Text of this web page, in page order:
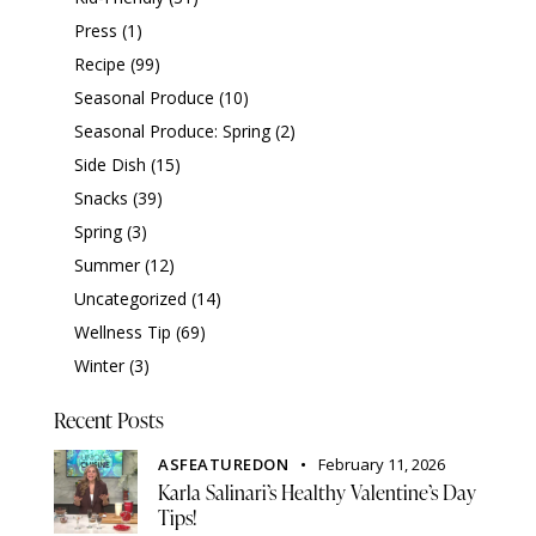
Press (1)
Recipe (99)
Seasonal Produce (10)
Seasonal Produce: Spring(2)
Side Dish (15)
Snacks (39)
Spring(3)
Summer(12)
Uncategorized (14)
Wellness Tip (69)
Winter(3)
Recent Posts
ASFEATUREDON February 11, 2026
Karla Salinari’s Healthy Valentine’s Day
Tips!